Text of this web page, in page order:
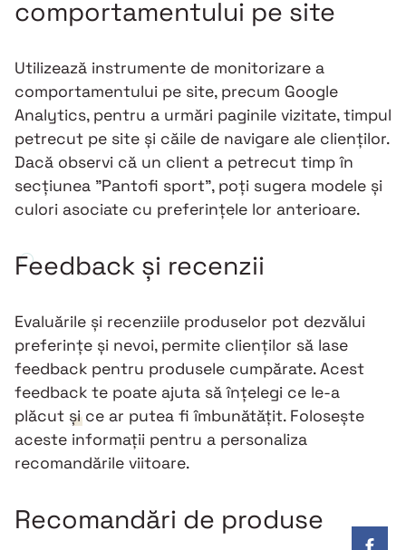
comportamentului pe site
Utilizează instrumente de monitorizare a
comportamentului pe site, precum Google
Analytics, pentru a urmări paginile vizitate, timpul
petrecut pe site și căile de navigare ale clienților.
Dacă observi că un client a petrecut timp în
secțiunea "Pantofi sport", poți sugera modele și
culori asociate cu preferințele lor anterioare.
Feedback și recenzii
Evaluările și recenziile produselor pot dezvălui
preferințe și nevoi, permite clienților să lase
feedback pentru produsele cumpărate. Acest
feedback te poate ajuta să înțelegi ce le-a
plăcut și ce ar putea fi îmbunătățit. Folosește
aceste informații pentru a personaliza
recomandările viitoare.
Recomandări de produse